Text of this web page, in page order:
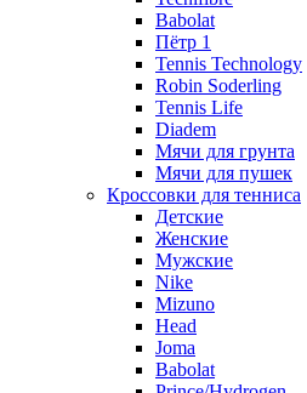
Babolat
Пётр 1
Tennis Technology
Robin Soderling
Tennis Life
Diadem
Мячи для грунта
Мячи для пушек
Кроссовки для тенниса
Детские
Женские
Мужские
Nike
Mizuno
Head
Joma
Babolat